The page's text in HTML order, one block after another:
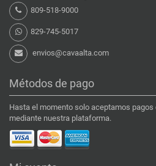
809-518-9000
829-745-5017
envios@cavaalta.com
Métodos de pago
Hasta el momento solo aceptamos
mediante nuestra plataforma.